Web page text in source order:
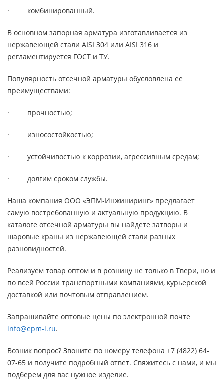
· комбинированный.
В основном запорная арматура изготавливается из
нержавеющей стали AISI 304 или AISI 316 и
регламентируется ГОСТ и ТУ.
Популярность отсечной арматуры обусловлена ее
преимуществами:
· прочностью;
· износостойкостью;
· устойчивостью к коррозии, агрессивным средам;
· долгим сроком службы.
Наша компания ООО «ЭПМ-Инжиниринг» предлагает
самую востребованную и актуальную продукцию. В
каталоге отсечной арматуры вы найдете затворы и
шаровые краны из нержавеющей стали разных
разновидностей.
Реализуем товар оптом и в розницу не только в Твери, но и
по всей России транспортными компаниями, курьерской
доставкой или почтовым отправлением.
Запрашивайте оптовые цены по электронной почте
info@epm-i.ru.
Возник вопрос? Звоните по номеру телефона +7 (4822) 64-
07-65 и получите подробный ответ. Свяжитесь с нами, и мы
подберем для вас нужное изделие.